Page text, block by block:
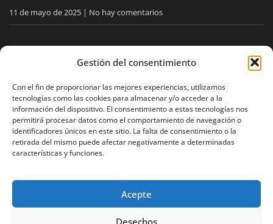
Gestión del consentimiento
Con el fin de proporcionar las mejores experiencias, utilizamos
tecnologías como las cookies para almacenar y/o acceder a la
información del dispositivo. El consentimiento a estas tecnologías nos
permitirá procesar datos como el comportamiento de navegación o
identificadores únicos en este sitio. La falta de consentimiento o la
retirada del mismo puede afectar negativamente a determinadas
características y funciones.
Acepte
Desechos
11 de mayo de 2025 No hay comentarios
MANTÉNGASE INFORMADO
Reciba nuestros consejos y noticias directamente en su
buzón.
Aceptola política de privacidad